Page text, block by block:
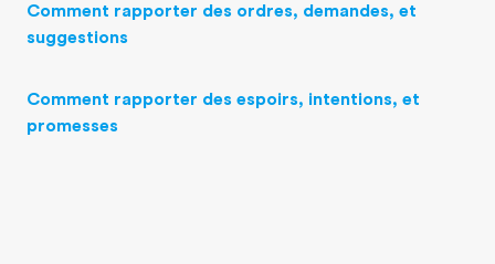
Comment rapporter des ordres, demandes, et
suggestions
Comment rapporter des espoirs, intentions, et
promesses